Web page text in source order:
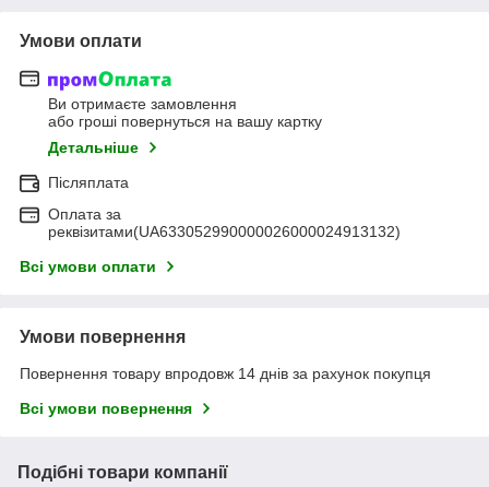
Умови оплати
Ви отримаєте замовлення
або гроші повернуться на вашу картку
Детальніше
Післяплата
Оплата за
реквізитами(UA633052990000026000024913132)
Всі умови оплати
Умови повернення
Повернення товару впродовж 14 днів за рахунок покупця
Всі умови повернення
Подібні товари компанії